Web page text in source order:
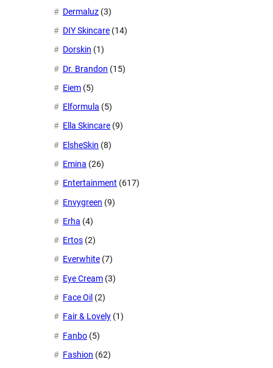
Dermaluz (3)
DIY Skincare (14)
Dorskin (1)
Dr. Brandon (15)
Eiem (5)
Elformula (5)
Ella Skincare (9)
ElsheSkin (8)
Emina (26)
Entertainment (617)
Envygreen (9)
Erha (4)
Ertos (2)
Everwhite (7)
Eye Cream (3)
Face Oil (2)
Fair & Lovely (1)
Fanbo (5)
Fashion (62)